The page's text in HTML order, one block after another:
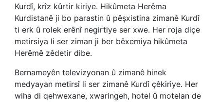
Kurdî, krîz kûrtir kiriye. Hikûmeta Herêma
Kurdistanê ji bo parastin û pêşxistina zimanê Kurdî
ti erk û rolek erênî negirtiye ser xwe. Her roja diçe
metirsiya li ser ziman ji ber bêxemiya hikûmeta
Herêmê zêdetir dibe.
Bernameyên televizyonan û zimanê hinek
medyayan metirsî li ser zimanê Kurdî çêkiriye. Her
wiha di qehwexane, xwaringeh, hotel û motelan de